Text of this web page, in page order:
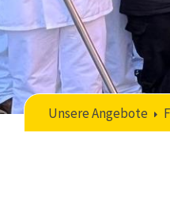
Unsere Angebote